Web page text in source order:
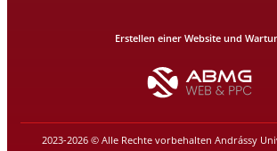
2023-2026 © Alle Rechte vorbehalten Andrássy
Erstellen einer Website und